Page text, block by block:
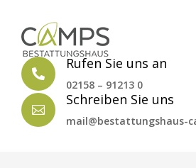

Rufen Sie uns an
02158 – 91213 0

Schreiben Sie uns
mail@bestattungshaus-